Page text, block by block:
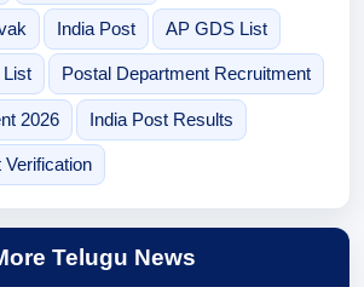
India Post AP GDS List
List Postal Department Recruitment
2026 India Post Results
Telugu News